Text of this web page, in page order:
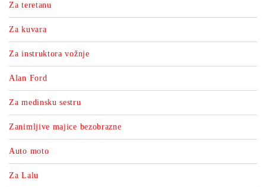
Za teretanu
Za kuvara
Za instruktora vožnje
Alan Ford
Za medinsku sestru
Zanimljive majice bezobrazne
Auto moto
Za Lalu